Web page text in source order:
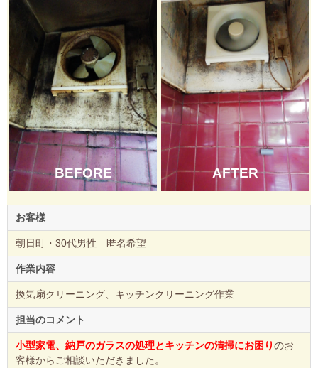
BEFORE AFTER
お客様
朝日町・30代男性 匿名希望
作業内容
換気扇クリーニング、キッチンクリーニング作業
担当のコメント
小型家電、納戸のガラスの処理とキッチンの清掃にお困りのお
客様からご相談いただきました。